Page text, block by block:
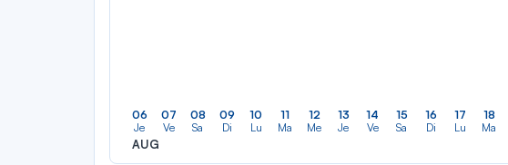
06
Je
AUG
07
Ve
08
Sa
09
Di
10
Lu
11
Ma
12
Me
13
Je
14
Ve
15
Sa
16
Di
17
Lu
18
Ma